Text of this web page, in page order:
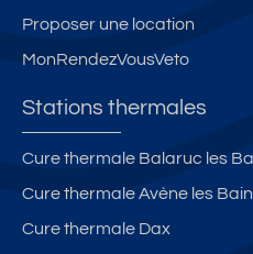
Proposer une location
MonRendezVousVeto
Stations thermales
Cure thermale Balaruc les
Cure thermale Avène les
Cure thermale Dax